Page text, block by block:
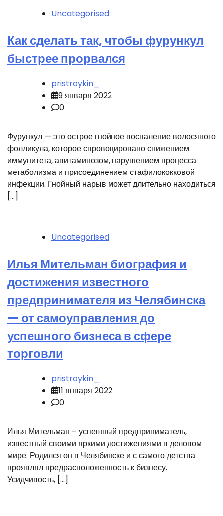
Uncategorised
Как сделать так, чтобы фурункул
быстрее прорвался
pristroykin_
9 января 2022
0
Фурункул — это острое гнойное воспаление волосяного
фолликула, которое спровоцировано снижением
иммунитета, авитаминозом, нарушением процесса
метаболизма и присоединением стафилококковой
инфекции. Гнойный нарыв может длительно находиться
[…]
Uncategorised
Илья Мительман биография и
достижения известного
предпринимателя из Челябинска
— от самоуправления до
успешного бизнеса в сфере
торговли
pristroykin_
11 января 2022
0
Илья Мительман – успешный предприниматель,
известный своими яркими достижениями в деловом
мире. Родился он в Челябинске и с самого детства
проявлял предрасположенность к бизнесу.
Усидчивость, […]